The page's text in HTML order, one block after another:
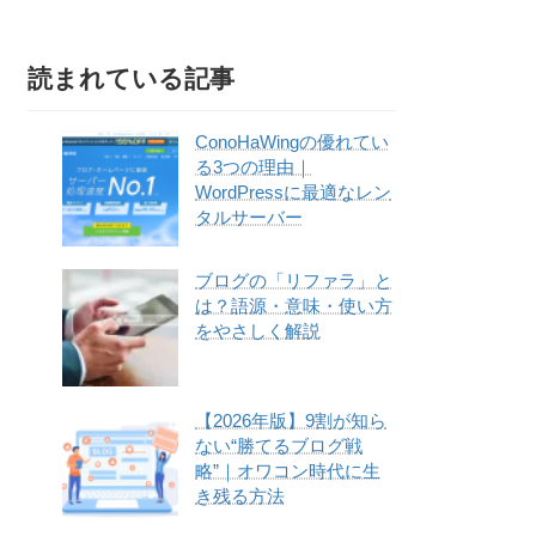
読まれている記事
ConoHaWingの優れてい
る3つの理由｜
WordPressに最適なレン
タルサーバー
ブログの「リファラ」と
は？語源・意味・使い方
をやさしく解説
【2026年版】9割が知ら
ない“勝てるブログ戦
略”｜オワコン時代に生
き残る方法